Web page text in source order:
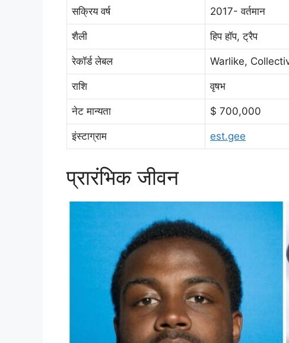
सक्रिय वर्ष 2017- वर्तमान
शैली हिप हॉप, ट्रैप
रेकॉर्ड लेबल Warlike,
राशि वृषभ
नेट मान्यता $ 700,000
इंस्टाग्राम est.gee
प्रारंभिक जीवन